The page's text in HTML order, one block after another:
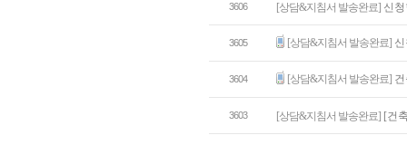
3606 [상담&지침서 발송완료] 신
3605 [상담&지침서 발송완료]
3604 [상담&지침서 발송완료]
3603 [상담&지침서 발송완료] [건